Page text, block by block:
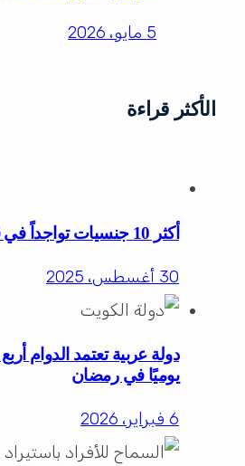
5 مايو، 2026
الأكثر قراءة
أكثر 10 جنسيات تواجداً في قطر 2025
30 أغسطس، 2025
دولة عربية تعتمد الدوام
يوميًا في رمضان
6 فبراير، 2026